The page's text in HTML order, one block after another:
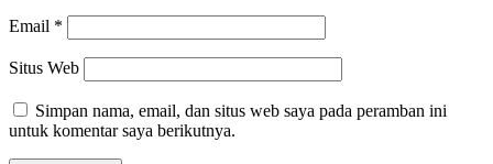
Email *
Situs Web
Simpan nama, email, dan situs web saya pada peramban ini
untuk komentar saya berikutnya.